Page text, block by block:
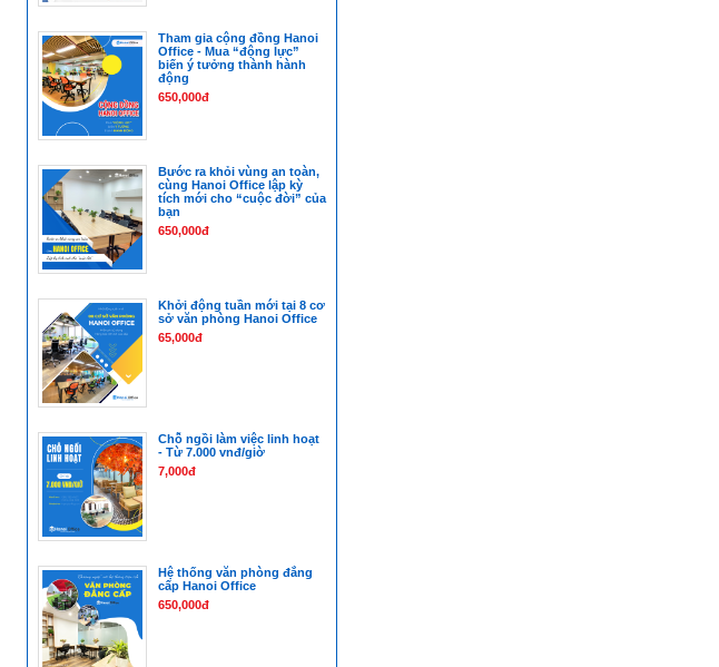
Tham gia cộng đồng Hanoi
Office - Mua “động lực”
biến ý tưởng thành hành
động
650,000đ
Bước ra khỏi vùng an toàn,
cùng Hanoi Office lập kỳ
tích mới cho “cuộc đời” của
bạn
650,000đ
Khởi động tuần mới tại 8 cơ
sở văn phòng Hanoi Office
65,000đ
Chỗ ngồi làm việc linh hoạt
- Từ 7.000 vnđ/giờ
7,000đ
Hệ thống văn phòng đẳng
cấp Hanoi Office
650,000đ